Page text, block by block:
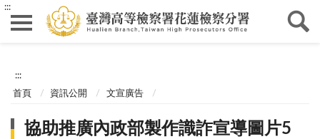
:::
:::
首頁 資訊公開 文宣廣告
協助推廣內政部製作識詐宣導圖片5